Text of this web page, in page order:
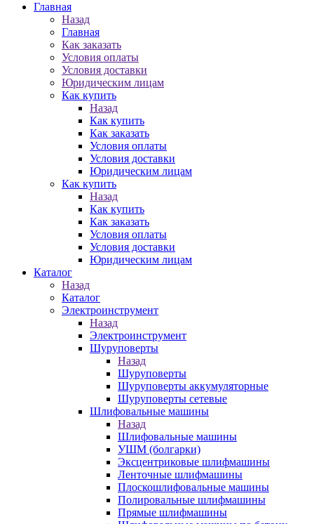
Главная
Назад
Главная
Как заказать
Условия оплаты
Условия доставки
Юридическим лицам
Как купить
Назад
Как купить
Как заказать
Условия оплаты
Условия доставки
Юридическим лицам
Как купить
Назад
Как купить
Как заказать
Условия оплаты
Условия доставки
Юридическим лицам
Каталог
Назад
Каталог
Электроинструмент
Назад
Электроинструмент
Шуруповерты
Назад
Шуруповерты
Шуруповерты аккумуляторные
Шуруповерты сетевые
Шлифовальные машины
Назад
Шлифовальные машины
УШМ (болгарки)
Эксцентриковые шлифмашины
Ленточные шлифмашины
Плоскошлифовальные машины
Полировальные шлифмашины
Прямые шлифмашины